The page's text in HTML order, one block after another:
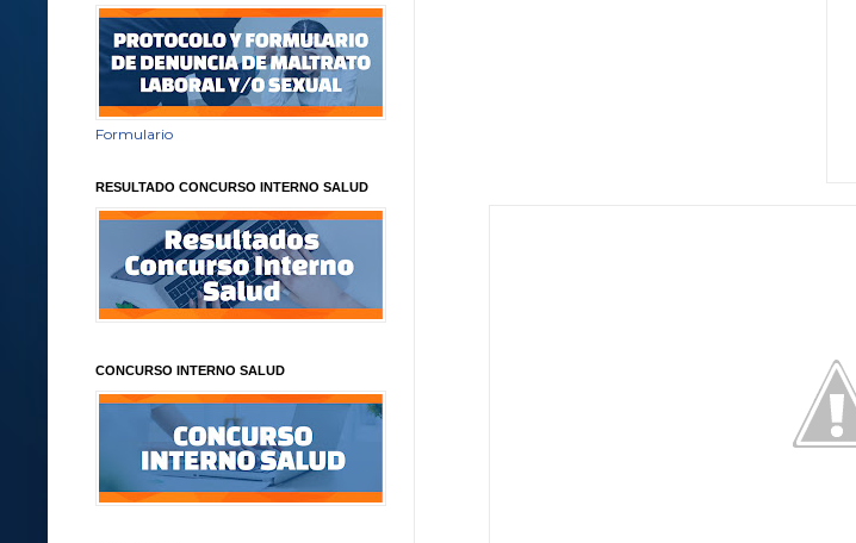
Formulario
RESULTADO CONCURSO INTERNO SALUD
CONCURSO INTERNO SALUD